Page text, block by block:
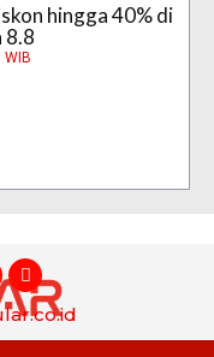
hingga 40% di
8.8